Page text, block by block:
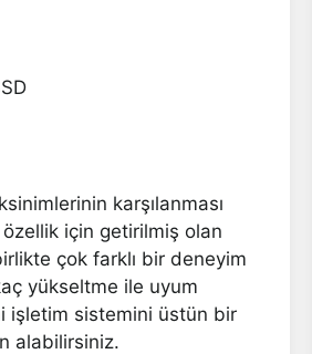
karşılanması
için getirilmiş olan
çok farklı bir deneyim
yükseltme ile uyum
işletim sistemini üstün bir
alabilirsiniz.